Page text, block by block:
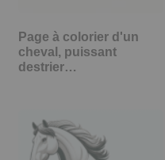
Page à colorier d'un
cheval, puissant
destrier…